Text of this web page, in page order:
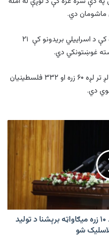
د راپور پر اساس، نن سهار هم په غزه کې د اسراییلي بریدونو کې ۲۱
د غزې پر وړاندې د اسراییل جګړه کې لږ تر لږه ۶۰ زره او ۳۳۲ فلسطینیان
د لس میلیارده ډالرو په ارزښت د ۱۰ زره میګاواټه برېشنا د تولید
شو